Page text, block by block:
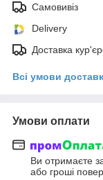
Самовивіз
Delivery
Доставка
Всі умови
Умови оплати
Ви отримаєте
або гроші